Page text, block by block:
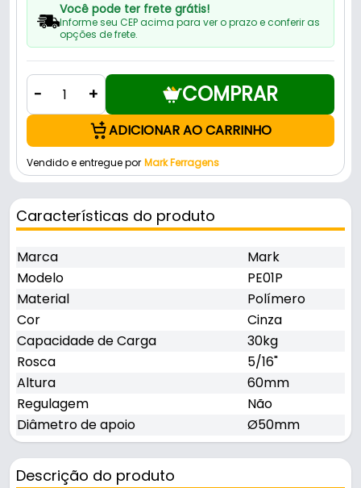
Você pode ter frete grátis!
Informe seu CEP acima para ver o prazo e conferir as
opções de frete.
- + COMPRAR
ADICIONAR AO CARRINHO
Vendido e entregue por Mark Ferragens
Características do produto
Marca
Mark
Modelo
PE01P
Material
Polímero
Cor
Cinza
Capacidade de Carga
30kg
Rosca
5/16"
Altura
60mm
Regulagem
Não
Diâmetro de apoio
Ø50mm
Descrição do produto